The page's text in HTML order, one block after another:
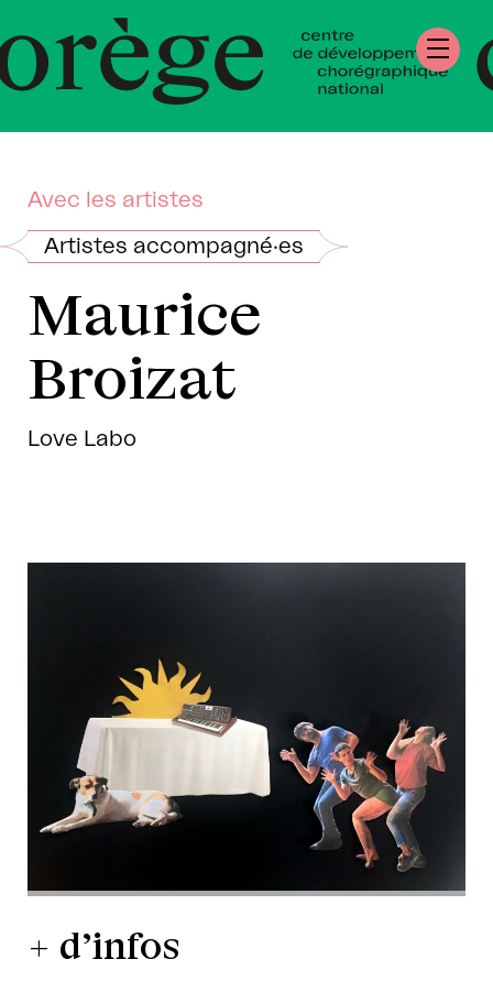
de
Avec les artistes
Artistes accompagné·es
Maurice
Broizat
Love Labo
+ d’infos